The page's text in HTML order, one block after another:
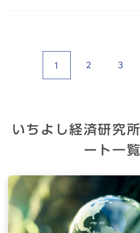
1 2 3
いちよし経済研究
ート一覧